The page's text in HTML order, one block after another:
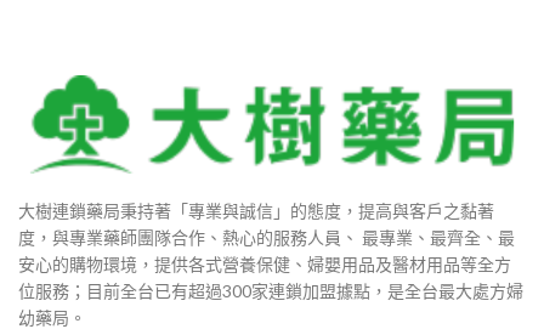
大樹連鎖藥局秉持著「專業與誠信」的態度，提高與客戶之黏著
度，與專業藥師團隊合作、熱心的服務人員、 最專業、最齊全、最
安心的購物環境，提供各式營養保健、婦嬰用品及醫材用品等全方
位服務；目前全台已有超過300家連鎖加盟據點，是全台最大處方婦
幼藥局。